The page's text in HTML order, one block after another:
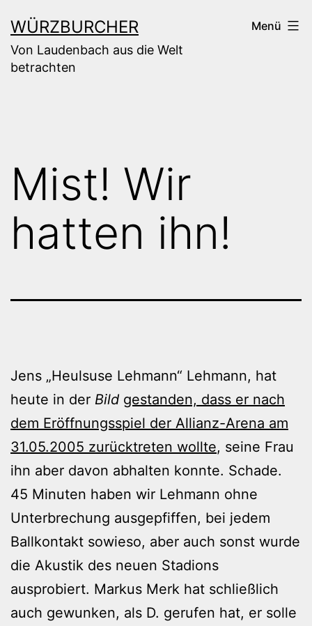
Inhalt
springen
WÜRZBURCHER
Von Laudenbach aus die Welt
betrachten
Menü
Mist! Wir
hatten ihn!
Jens „Heulsuse Lehmann“ Lehmann, hat
heute in der Bild gestanden, dass er nach
dem Eröffnungsspiel der Allianz-Arena am
31.05.2005 zurücktreten wollte, seine Frau
ihn aber davon abhalten konnte. Schade.
45 Minuten haben wir Lehmann ohne
Unterbrechung ausgepfiffen, bei jedem
Ballkontakt sowieso, aber auch sonst wurde
die Akustik des neuen Stadions
ausprobiert. Markus Merk hat schließlich
auch gewunken, als D. gerufen hat, er solle